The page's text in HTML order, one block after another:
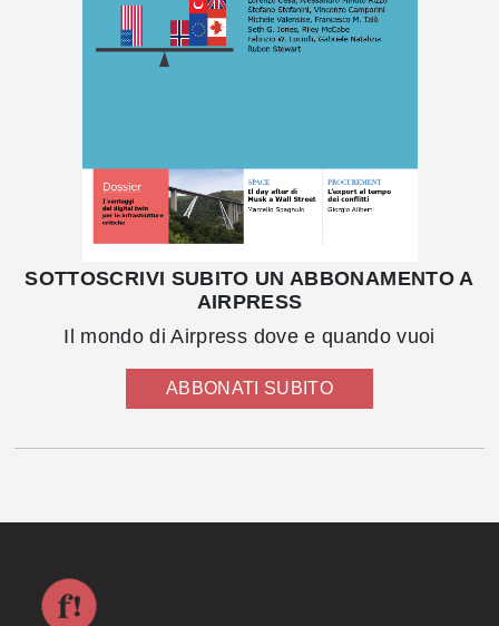
SOTTOSCRIVI SUBITO UN ABBONAMENTO A
AIRPRESS
Il mondo di Airpress dove e quando vuoi
ABBONATI SUBITO